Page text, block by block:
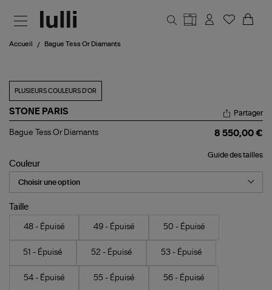
Accueil Bague Tess Or Diamants
PLUSIEURS COULEURS D'OR
STONE PARIS
Bague
Diamants
Partager
Bague Tess Or Diamants 8 550,00 €
Guide des tailles
Couleur
Taille
48 - Épuisé 49 - Épuisé 50 - Épuisé
51 - Épuisé 52 - Épuisé 53 - Épuisé
54 - Épuisé 55 - Épuisé 56 - Épuisé